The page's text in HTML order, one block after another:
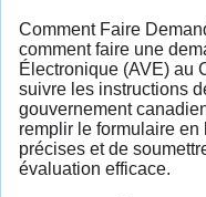
Comment Faire
comment faire une
Électronique (AVE) au
suivre les instructions
gouvernement
remplir le formulaire
précises et de
évaluation efficace.